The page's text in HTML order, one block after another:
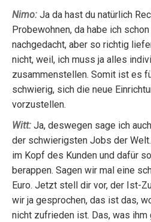
Nimo: Ja da hast du natürlich
Probewohnen, da habe ich
nachgedacht, aber so richtig
nicht, weil, ich muss ja alles
zusammenstellen. Somit ist es
schwierig, sich die neue
vorzustellen.
Witt: Ja, deswegen sage ich
der schwierigsten Jobs der
im Kopf des Kunden und dafür
berappen. Sagen wir mal eine
Euro. Jetzt stell dir vor, der Ist-
wir ja gesprochen, das ist das,
nicht zufrieden ist. Das, was